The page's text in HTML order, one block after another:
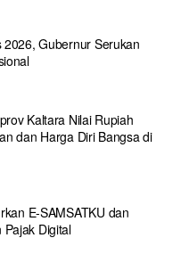
Gubernur Serukan
Kaltara Nilai Rupiah
dan Harga Diri Bangsa di
E-SAMSATKU dan
Pajak Digital